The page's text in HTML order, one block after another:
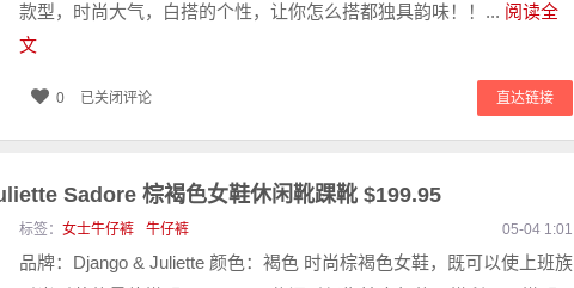
款型，时尚大气，白搭的个性，让你怎么搭都独具韵味！！... 阅读全
文
直达链接
0 已关闭评论
Sadore 棕褐色女鞋休闲靴踝靴 $199.95
标签： 女士牛仔裤 牛仔裤 05-04 1:01
品牌：Django & Juliette 颜色：褐色 时尚棕褐色女鞋，既可以使上班族